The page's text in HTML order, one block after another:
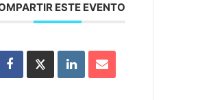
ESTE EVENTO